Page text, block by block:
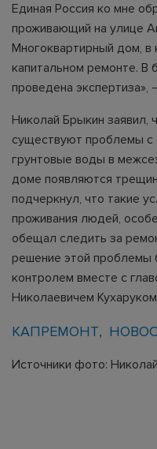
Единая Россия ко мне
проживающий на улице
Многоквартирный дом, в
капитальном ремонте.
проведена
Николай Брыкин заявил,
существуют проблемы с
грунтовые воды в
доме появляются
подчеркнул, что такие
проживания людей,
обещал следить за
решение этой проблемы
контролем вместе с
Николаевичем
КАПРЕМОНТ
Источники фото: